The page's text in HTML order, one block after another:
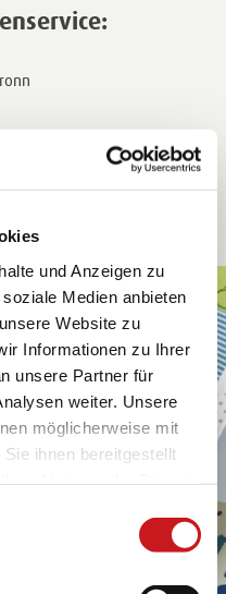
und Anzeigen zu
Medien anbieten
Website zu
Informationen zu Ihrer
unsere Partner für
weiter. Unsere
möglicherweise mit
ihnen bereitgestellt
wer wir sind, wie
Hier geht’s zum